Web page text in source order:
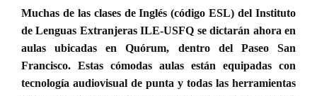
Muchas de las clases de Inglés (código ESL) del Instituto
de Lenguas Extranjeras ILE-USFQ se dictarán ahora en
aulas ubicadas en Quórum, dentro del Paseo San
Francisco. Estas cómodas aulas están equipadas con
tecnología audiovisual de punta y todas las herramientas